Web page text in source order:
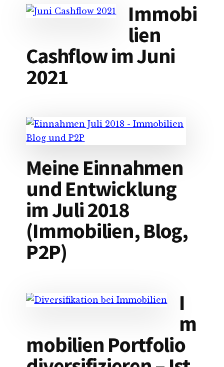
Immobi
lien
Cashflow im Juni
2021
Meine Einnahmen
und Entwicklung
im Juli 2018
(Immobilien, Blog,
P2P)
I
m
mobilien Portfolio